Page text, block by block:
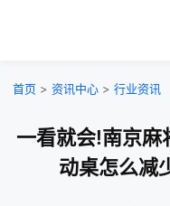
首页 > 资讯中心 > 行业资讯
一看就会!南京麻
动桌怎么减